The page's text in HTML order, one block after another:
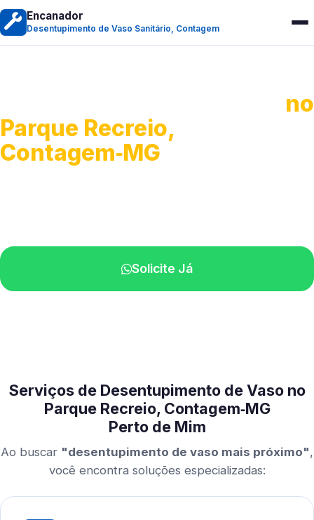
Encanador
Desentupimento de Vaso Sanitário, Contagem
no
Parque Recreio,
Contagem‑MG
Solicite Já
Serviços de Desentupimento de Vaso no
Parque Recreio, Contagem‑MG
Perto de Mim
Ao buscar "desentupimento de vaso mais próximo",
você encontra soluções especializadas: